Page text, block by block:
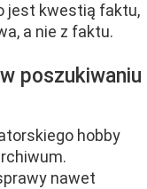
jest kwestią faktu,
a nie z faktu.
poszukiwaniu
hobby
nawet